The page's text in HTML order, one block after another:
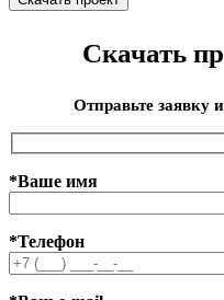
Скачать
Отправьте
*Ваше имя
*Телефон